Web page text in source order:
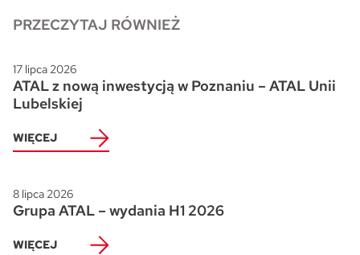
PRZECZYTAJ RÓWNIEŻ
17 lipca 2026
ATAL z nową inwestycją w Poznaniu – ATAL Unii
Lubelskiej
WIĘCEJ
8 lipca 2026
Grupa ATAL – wydania H1 2026
WIĘCEJ